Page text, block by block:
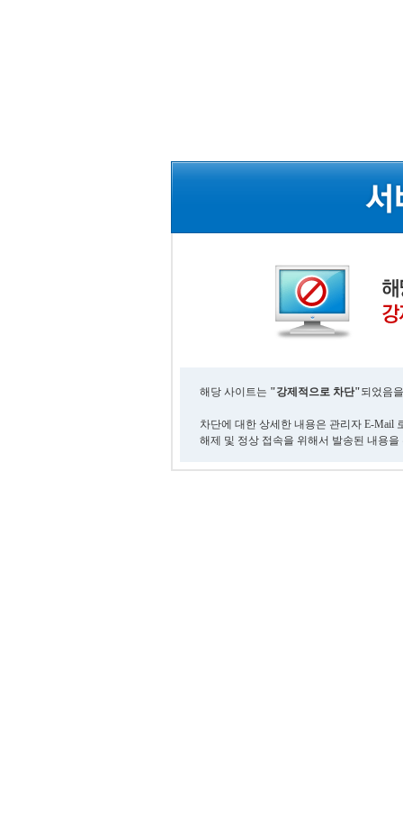
해당 사이트는 "강제적으로 차단"되었음
차단에 대한 상세한 내용은 관리자 E-Mail
해제 및 정상 접속을 위해서 발송된 내용